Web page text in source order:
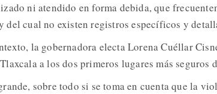
ni atendido en forma debida, que
del cual no existen registros específicos y
la gobernadora electa Lorena Cuéllar
a los dos primeros lugares más seguros
sobre todo si se toma en cuenta que la